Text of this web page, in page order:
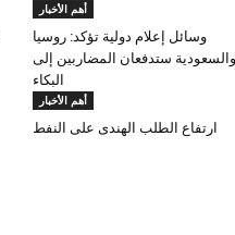
أهم الأخبار
وسائل إعلام دولية تؤكد: روسيا
والسعودية ستدفعان المضاربين إلى
البكاء
أهم الأخبار
ارتفاع الطلب الهندى على النفط